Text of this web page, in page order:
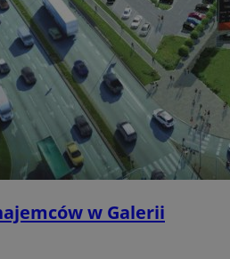
w Galerii